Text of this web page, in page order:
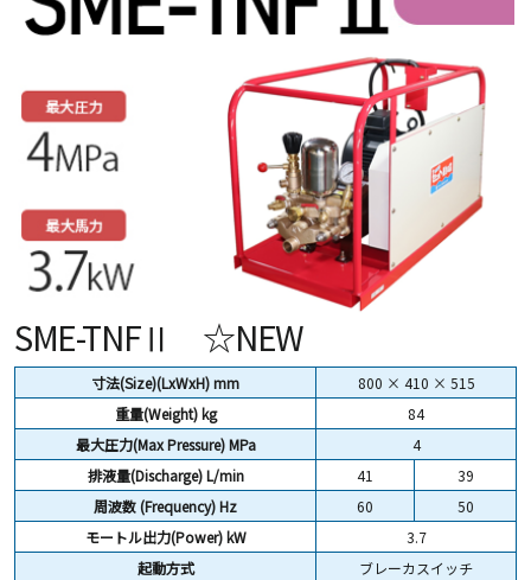
SME-TNFⅡ ☆NEW
寸法(Size)(LxWxH) mm
800 × 410 × 515
重量(Weight)kg
84
最大圧力(Max Pressure) MPa
4
排液量(Discharge) L/min
41
39
周波数 (Frequency) Hz
60
50
モートル出力(Power) kW
3.7
起動方式
ブレーカスイッチ